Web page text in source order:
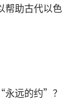
帮助古代以色
永远的约”？